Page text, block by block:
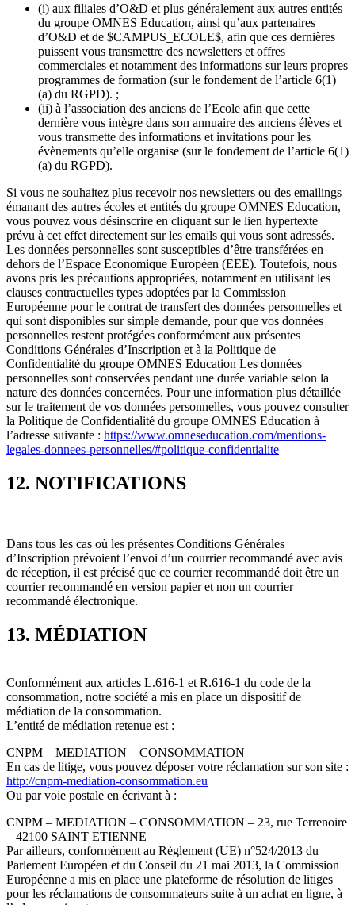
(i) aux filiales d’O&D et plus généralement aux autres entités
du groupe OMNES Education, ainsi qu’aux partenaires
d’O&D et de $CAMPUS_ECOLE$, afin que ces dernières
puissent vous transmettre des newsletters et offres
commerciales et notamment des informations sur leurs propres
programmes de formation (sur le fondement de l’article 6(1)
(a) du RGPD). ;
(ii) à l’association des anciens de l’Ecole afin que cette
dernière vous intègre dans son annuaire des anciens élèves et
vous transmette des informations et invitations pour les
évènements qu’elle organise (sur le fondement de l’article 6(1)
(a) du RGPD).
Si vous ne souhaitez plus recevoir nos newsletters ou des emailings
émanant des autres écoles et entités du groupe OMNES Education,
vous pouvez vous désinscrire en cliquant sur le lien hypertexte
prévu à cet effet directement sur les emails qui vous sont adressés.
Les données personnelles sont susceptibles d’être transférées en
dehors de l’Espace Economique Européen (EEE). Toutefois, nous
avons pris les précautions appropriées, notamment en utilisant les
clauses contractuelles types adoptées par la Commission
Européenne pour le contrat de transfert des données personnelles et
qui sont disponibles sur simple demande, pour que vos données
personnelles restent protégées conformément aux présentes
Conditions Générales d’Inscription et à la Politique de
Confidentialité du groupe OMNES Education Les données
personnelles sont conservées pendant une durée variable selon la
nature des données concernées. Pour une information plus détaillée
sur le traitement de vos données personnelles, vous pouvez consulter
la Politique de Confidentialité du groupe OMNES Education à
l’adresse suivante : https://www.omneseducation.com/mentions-
legales-donnees-personnelles/#politique-confidentialite
12. NOTIFICATIONS
Dans tous les cas où les présentes Conditions Générales
d’Inscription prévoient l’envoi d’un courrier recommandé avec avis
de réception, il est précisé que ce courrier recommandé doit être un
courrier recommandé en version papier et non un courrier
recommandé électronique.
13. MÉDIATION
Conformément aux articles L.616-1 et R.616-1 du code de la
consommation, notre société a mis en place un dispositif de
médiation de la consommation.
L’entité de médiation retenue est :
CNPM – MEDIATION – CONSOMMATION
En cas de litige, vous pouvez déposer votre réclamation sur son site :
http://cnpm-mediation-consommation.eu
Ou par voie postale en écrivant à :
CNPM – MEDIATION – CONSOMMATION – 23, rue Terrenoire
– 42100 SAINT ETIENNE
Par ailleurs, conformément au Règlement (UE) n°524/2013 du
Parlement Européen et du Conseil du 21 mai 2013, la Commission
Européenne a mis en place une plateforme de résolution de litiges
pour les réclamations de consommateurs suite à un achat en ligne, à